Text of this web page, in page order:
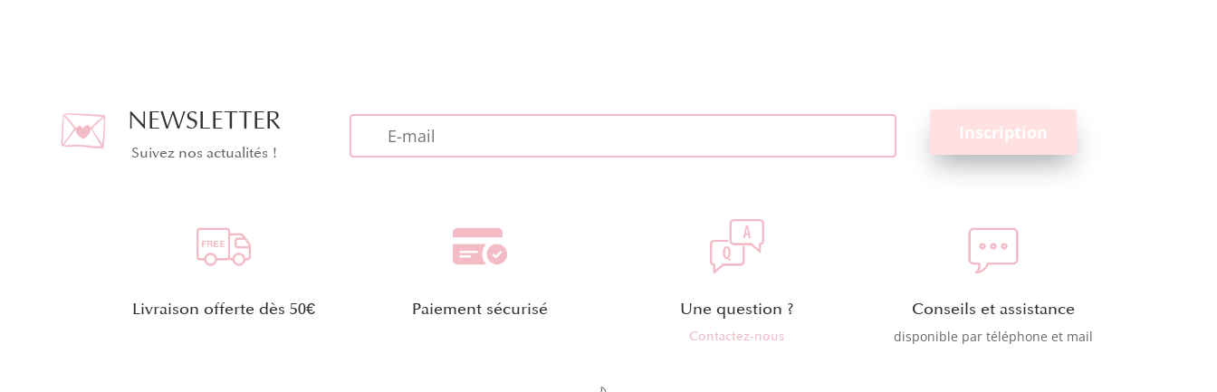
NEWSLETTER
Suivez nos actualités !
Livraison offerte dès 50€ Paiement sécurisé Une question ?
Contactez-nous
Conseils et assistance
disponible par téléphone et mail